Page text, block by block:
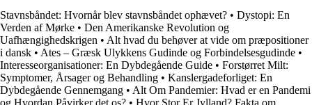
Stavnsbåndet: Hvornår blev stavnsbåndet ophævet? • Dystopi: En
Verden af Mørke • Den Amerikanske Revolution og
Uafhængighedskrigen • Alt hvad du behøver at vide om præpositioner
i dansk • Ates – Græsk Ulykkens Gudinde og Forbindelsesgudinde •
Interesseorganisationer: En Dybdegående Guide • Forstørret Milt:
Symptomer, Årsager og Behandling • Kanslergadeforliget: En
Dybdegående Gennemgang • Alt Om Pandemier: Hvad er en Pandemi
og Hvordan Påvirker det os? • Hvor Stor Er Jylland? Fakta om